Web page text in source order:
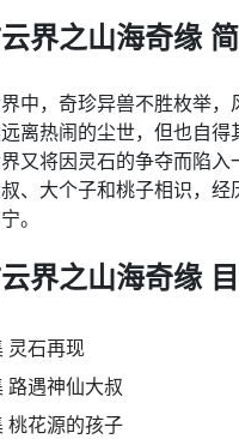
界之山海奇缘
中，奇珍异兽不胜枚举
离热闹的尘世，但也自得
又将因灵石的争夺而陷
、大个子和桃子相识，
。
界之山海奇缘
灵石再现
路遇神仙大叔
桃花源的孩子